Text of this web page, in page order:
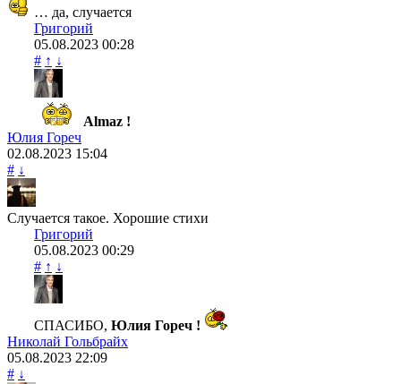
… да, случается
Григорий
05.08.2023 00:28
# ↑ ↓
Almaz !
Юлия Гореч
02.08.2023 15:04
# ↓
Случается такое. Хорошие стихи
Григорий
05.08.2023 00:29
# ↑ ↓
СПАСИБО, Юлия Гореч !
Николай Гольбрайх
05.08.2023 22:09
# ↓